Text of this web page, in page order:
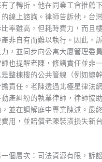
了轉折。他在同業工會推薦
的線上諮詢。律師告訴他，台
比率雖高，但耗時費力，而且
非自有而難以執行。因此，
，並同步向公寓大廈管理委
也提醒老陳，修繕責任並非
整棟樓的公共管線（例如總幹
責任。老陳透過北極星律法
產糾紛的執業律師，律師協
並在調解庭中專業陳述。最
用，並賠償老陳裝潢損失新
個層次：司法資源有限，訴